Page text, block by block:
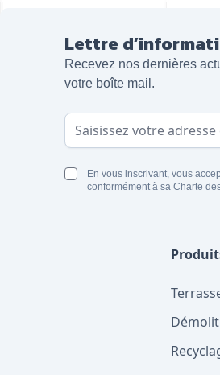
Lettre
Recevez nos dernières
votre boîte mail.
Adresse email
En vous inscrivant, vous
conformément à sa Charte